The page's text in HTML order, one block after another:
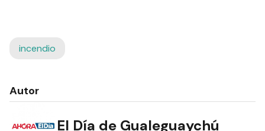
incendio
Autor
El Día de Gualeguaychú